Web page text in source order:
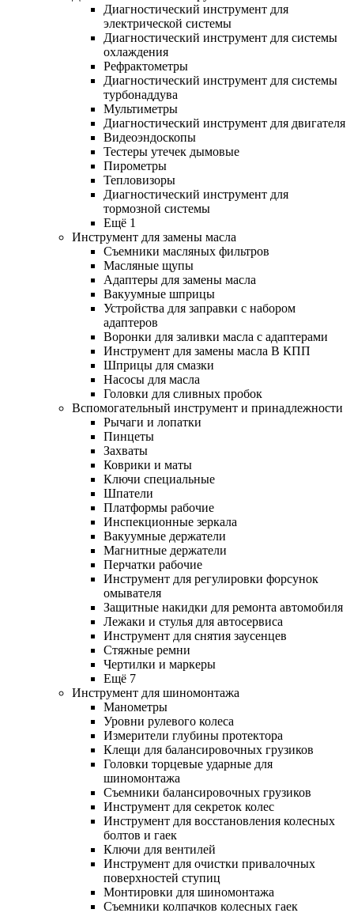
Диагностический инструмент для
электрической системы
Диагностический инструмент для системы
охлаждения
Рефрактометры
Диагностический инструмент для системы
турбонаддува
Мультиметры
Диагностический инструмент для двигателя
Видеоэндоскопы
Тестеры утечек дымовые
Пирометры
Тепловизоры
Диагностический инструмент для
тормозной системы
Ещё 1
Инструмент для замены масла
Съемники масляных фильтров
Масляные щупы
Адаптеры для замены масла
Вакуумные шприцы
Устройства для заправки с набором
адаптеров
Воронки для заливки масла с адаптерами
Инструмент для замены масла В КПП
Шприцы для смазки
Насосы для масла
Головки для сливных пробок
Вспомогательный инструмент и принадлежности
Рычаги и лопатки
Пинцеты
Захваты
Коврики и маты
Ключи специальные
Шпатели
Платформы рабочие
Инспекционные зеркала
Вакуумные держатели
Магнитные держатели
Перчатки рабочие
Инструмент для регулировки форсунок
омывателя
Защитные накидки для ремонта автомобиля
Лежаки и стулья для автосервиса
Инструмент для снятия заусенцев
Стяжные ремни
Чертилки и маркеры
Ещё 7
Инструмент для шиномонтажа
Манометры
Уровни рулевого колеса
Измерители глубины протектора
Клещи для балансировочных грузиков
Головки торцевые ударные для
шиномонтажа
Съемники балансировочных грузиков
Инструмент для секреток колес
Инструмент для восстановления колесных
болтов и гаек
Ключи для вентилей
Инструмент для очистки привалочных
поверхностей ступиц
Монтировки для шиномонтажа
Съемники колпачков колесных гаек